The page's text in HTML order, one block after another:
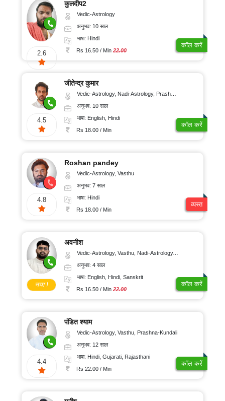
2.6
कुलदीप2
Vedic-Astrology
अनुभव: 10 साल
भाषा: Hindi
Rs 16.50 / Min22.00
कॉल करें
4.5
जीतेन्द्र कुमार
Vedic-Astrology, Nadi-Astrology, Prashna-Kundali
अनुभव: 10 साल
भाषा: English, Hindi
Rs 18.00 / Min
कॉल करें
4.8
Roshan pandey
Vedic-Astrology, Vasthu
अनुभव: 7 साल
भाषा: Hindi
Rs 18.00 / Min
व्यस्त
नया !
अवनीश
Vedic-Astrology, Vasthu, Nadi-Astrology, Psychology
अनुभव: 4 साल
भाषा: English, Hindi, Sanskrit
Rs 16.50 / Min22.00
कॉल करें
4.4
पंडित श्याम
Vedic-Astrology, Vasthu, Prashna-Kundali
अनुभव: 12 साल
भाषा: Hindi, Gujarati, Rajasthani
Rs 22.00 / Min
कॉल करें